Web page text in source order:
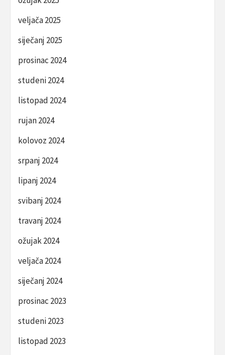
veljača 2025
siječanj 2025
prosinac 2024
studeni 2024
listopad 2024
rujan 2024
kolovoz 2024
srpanj 2024
lipanj 2024
svibanj 2024
travanj 2024
ožujak 2024
veljača 2024
siječanj 2024
prosinac 2023
studeni 2023
listopad 2023